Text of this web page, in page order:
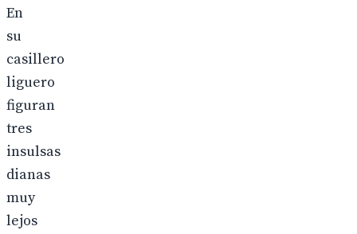
En
su
casillero
liguero
figuran
tres
insulsas
dianas
muy
lejos